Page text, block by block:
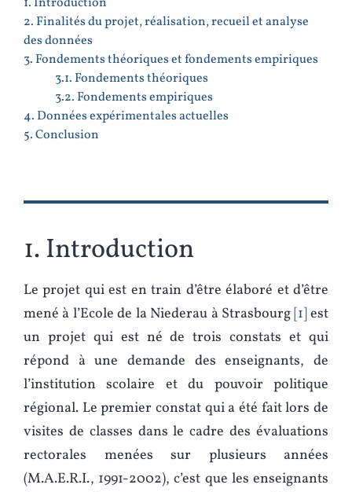
2. Finalités du projet, réalisation, recueil et analyse
des données
3. Fondements théoriques et fondements empiriques
3.1. Fondements théoriques
3.2. Fondements empiriques
4. Données expérimentales actuelles
5. Conclusion
1. Introduction
Le projet qui est en train d’être élaboré et d’être
mené à l’Ecole de la Niederau à Strasbourg 1 est
un projet qui est né de trois constats et qui
répond à une demande des enseignants, de
l’institution scolaire et du pouvoir politique
régional. Le premier constat qui a été fait lors de
visites de classes dans le cadre des évaluations
rectorales menées sur plusieurs années
(M.A.E.R.I., 1991-2002), c’est que les enseignants